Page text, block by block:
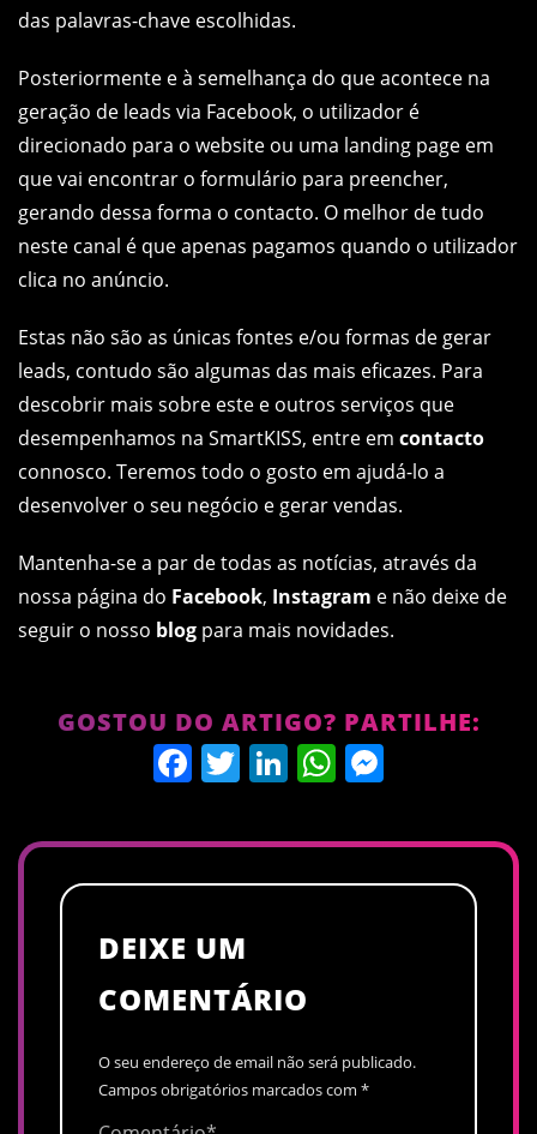
das palavras-chave escolhidas.
Posteriormente e à semelhança do que acontece na
geração de leads via Facebook, o utilizador é
direcionado para o website ou uma landing page em
que vai encontrar o formulário para preencher,
gerando dessa forma o contacto. O melhor de tudo
neste canal é que apenas pagamos quando o utilizador
clica no anúncio.
Estas não são as únicas fontes e/ou formas de gerar
leads, contudo são algumas das mais eficazes. Para
descobrir mais sobre este e outros serviços que
desempenhamos na SmartKISS, entre em contacto
connosco. Teremos todo o gosto em ajudá-lo a
desenvolver o seu negócio e gerar vendas.
Mantenha-se a par de todas as notícias, através da
nossa página do Facebook, Instagram e não deixe de
seguir o nosso blog para mais novidades.
GOSTOU DO ARTIGO? PARTILHE:
Facebook
Twitter
LinkedIn
WhatsApp
DEIXE UM
COMENTÁRIO
O seu endereço de email não será publicado.
Campos obrigatórios marcados com *